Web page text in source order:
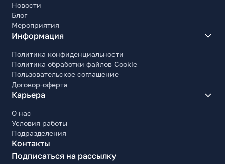
Новости
Блог
Мероприятия
Информация
Политика конфиденциальности
Политика обработки файлов Cookie
Пользовательское соглашение
Договор-оферта
Карьера
О нас
Условия работы
Подразделения
Контакты
Подписаться на рассылку